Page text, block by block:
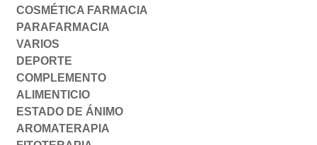
COSMÉTICA FARMACIA
PARAFARMACIA
VARIOS
DEPORTE
COMPLEMENTO
ALIMENTICIO
ESTADO DE ÁNIMO
AROMATERAPIA